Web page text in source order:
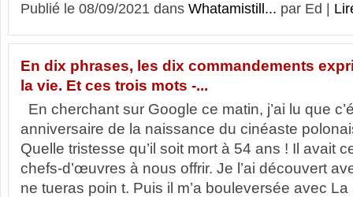
Publié le 08/09/2021 dans Whatamistill... par Ed |
En dix phrases, les dix commandements
la vie. Et ces trois mots -...
En cherchant sur Google ce matin, j’ai lu que
anniversaire de la naissance du cinéaste
Quelle tristesse qu’il soit mort à 54 ans ! Il avait
chefs-d’œuvres à nous offrir. Je l’ai découvert
ne tueras poin t. Puis il m’a bouleversée avec